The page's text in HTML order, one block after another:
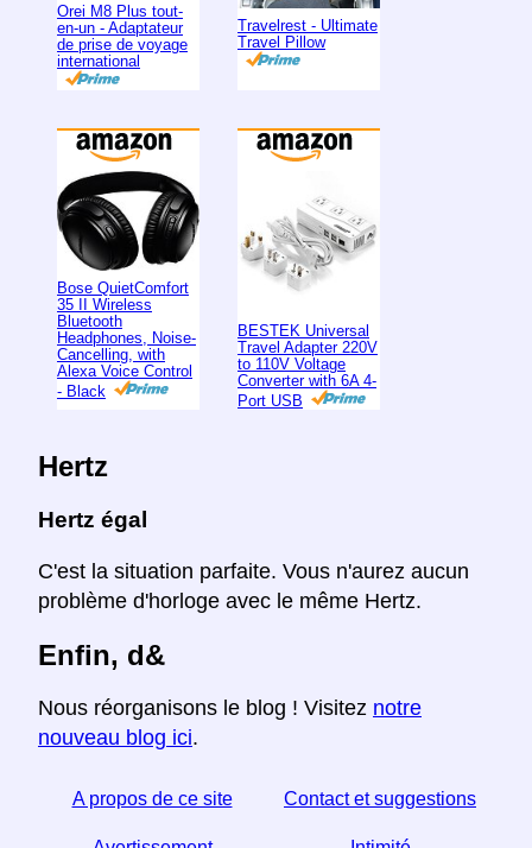
Orei M8 Plus tout-
en-un - Adaptateur
de prise de voyage
international
Travelrest - Ultimate
Travel Pillow
Bose QuietComfort
35 II Wireless
Bluetooth
Headphones, Noise-
Cancelling, with
Alexa Voice Control
- Black
BESTEK Universal
Travel Adapter 220V
to 110V Voltage
Converter with 6A 4-
Port USB
Hertz
Hertz égal
C'est la situation parfaite. Vous n'aurez aucun
problème d'horloge avec le même Hertz.
Enfin, d&
Nous réorganisons le blog ! Visitez notre
nouveau blog ici.
A propos de ce site Contact et suggestions